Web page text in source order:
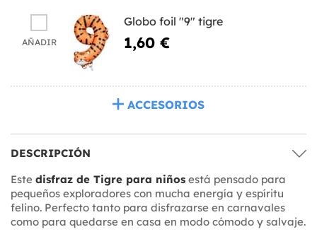
AÑADIR
Globo foil "9" tigre
1,60 €
ACCESORIOS
DESCRIPCIÓN
Este disfraz de Tigre para niños está pensado para
pequeños exploradores con mucha energía y espíritu
felino. Perfecto tanto para disfrazarse en carnavales
como para quedarse en casa en modo cómodo y salvaje.